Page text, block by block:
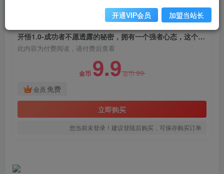
1117 73
开悟1.0-成功者不愿透露的秘密，拥有一个强者心态，这个世界只尊重强者！
此内容为付费阅读，请付费后查看
金币 9.9金币99
会员 免费
立即购买
您当前未登录！建议登陆后购买，可保存购买订单
开通VIP会员 加盟当站长